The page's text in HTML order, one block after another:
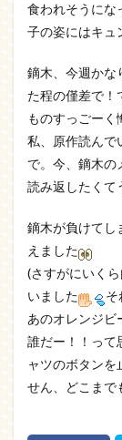
食われそうにな
子の姿にはキュ
鏑木、今週かな
た程の僅差で！
ものすっごーく
私、原作読んで
で。今、鏑木の
読み返したくて
鏑木が負けてし
えました
(さすがにいく
いました
そ
あのオレンジビ
誰だー！！って
ャツのボタンを
せん、どこまで